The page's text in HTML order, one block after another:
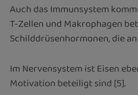
Auch das Immunsystem
T-Zellen und Makrophagen
Schilddrüsenhormonen, die
Im Nervensystem ist Eisen
Motivation beteiligt sind [5].